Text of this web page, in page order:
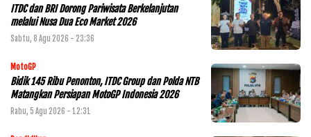
ITDC dan BRI Dorong Pariwisata Berkelanjutan
melalui Nusa Dua Eco Market 2026
Sabtu, 8 Agu 2026 - 23:36
MotoGP
Bidik 145 Ribu Penonton, ITDC Group dan Polda NTB
Matangkan Persiapan MotoGP Indonesia 2026
Rabu, 5 Agu 2026 - 12:31